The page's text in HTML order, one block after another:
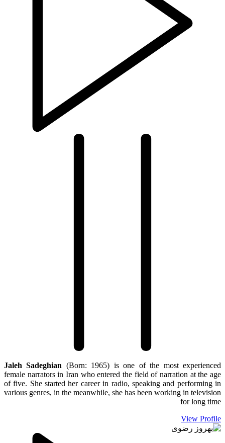
Jaleh Sadeghian (Born: 1965) is one of the most experienced
female narrators in Iran who entered the field of narration at the age
of five. She started her career in radio, speaking and performing in
various genres, in the meanwhile, she has been working in television
for long time
View Profile